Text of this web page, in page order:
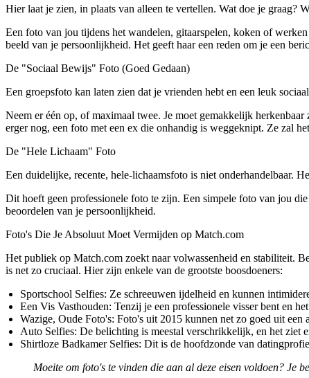
Hier laat je zien, in plaats van alleen te vertellen. Wat doe je graag?
Een foto van jou tijdens het wandelen, gitaarspelen, koken of
beeld van je persoonlijkheid. Het geeft haar een reden om je een
De "Sociaal Bewijs" Foto (Goed Gedaan)
Een groepsfoto kan laten zien dat je vrienden hebt en een leuk
Neem er één op, of maximaal twee. Je moet gemakkelijk
erger nog, een foto met een ex die onhandig is weggeknipt. Ze zal
De "Hele Lichaam" Foto
Een duidelijke, recente, hele-lichaamsfoto is niet onderhandelbaar.
Dit hoeft geen professionele foto te zijn. Een simpele foto van jou
beoordelen van je persoonlijkheid.
Foto's Die Je Absoluut Moet Vermijden op Match.com
Het publiek op Match.com zoekt naar volwassenheid en stabiliteit.
is net zo cruciaal. Hier zijn enkele van de grootste boosdoeners:
Sportschool Selfies: Ze schreeuwen ijdelheid en kunnen
Een Vis Vasthouden: Tenzij je een professionele visser bent en
Wazige, Oude Foto's: Foto's uit 2015 kunnen net zo goed uit een
Auto Selfies: De belichting is meestal verschrikkelijk, en het ziet
Shirtloze Badkamer Selfies: Dit is de hoofdzonde van
Moeite om foto's te vinden die aan al deze eisen voldoen? Je